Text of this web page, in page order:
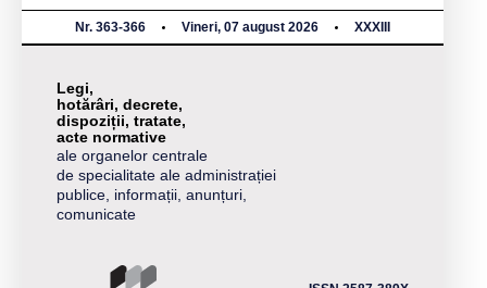
Nr. 363-366 Vineri, 07 august 2026 XXXIII
Legi,
hotărâri, decrete,
dispoziții, tratate,
acte normative
ale organelor centrale
de specialitate ale administrației
publice, informații, anunțuri,
comunicate